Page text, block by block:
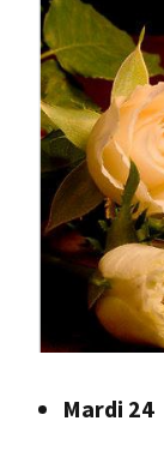
Mardi 24